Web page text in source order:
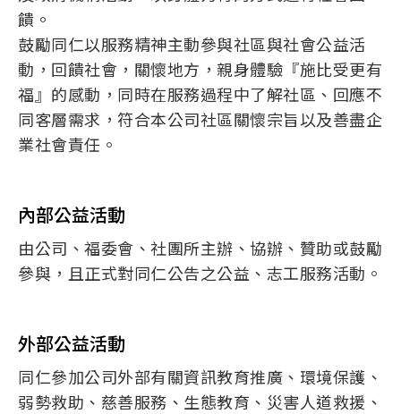
饋。
鼓勵同仁以服務精神主動參與社區與社會公益活
動，回饋社會，關懷地方，親身體驗『施比受更有
福』的感動，同時在服務過程中了解社區、回應不
同客層需求，符合本公司社區關懷宗旨以及善盡企
業社會責任。
內部公益活動
由公司、福委會、社團所主辦、協辦、贊助或鼓勵
參與，且正式對同仁公告之公益、志工服務活動。
外部公益活動
同仁參加公司外部有關資訊教育推廣、環境保護、
弱勢救助、慈善服務、生態教育、災害人道救援、